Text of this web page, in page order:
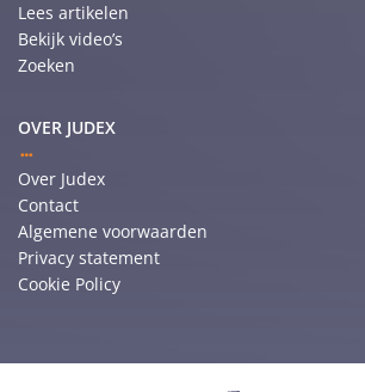
Lees artikelen
Bekijk video’s
Zoeken
OVER JUDEX
Over Judex
Contact
Algemene voorwaarden
Privacy statement
Cookie Policy